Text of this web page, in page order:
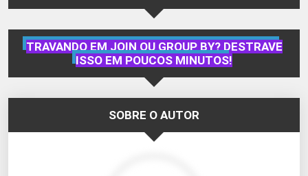
TRAVANDO EM JOIN OU GROUP BY? DESTRAVE
ISSO EM POUCOS MINUTOS!
SOBRE O AUTOR